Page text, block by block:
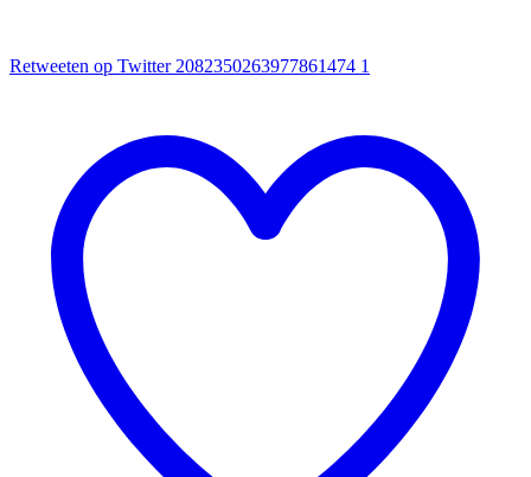
Retweeten op Twitter 2082350263977861474 1